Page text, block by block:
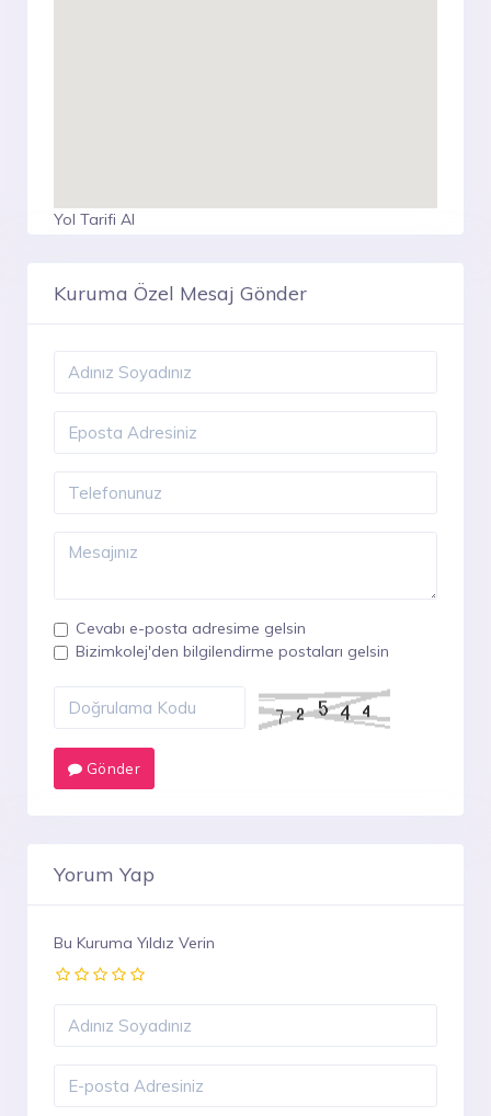
Yol Tarifi Al
Kuruma Özel Mesaj Gönder
Cevabı e-posta adresime gelsin
Bizimkolej'den bilgilendirme postaları gelsin
Gönder
Yorum Yap
Bu Kuruma Yıldız Verin